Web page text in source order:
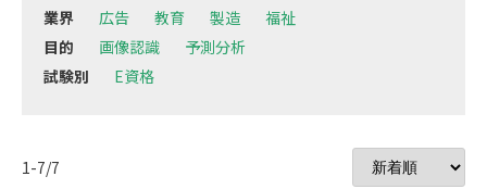
業界
広告 教育 製造
福祉
目的
画像認識
予測分析
試験別
E資格
1-7/7